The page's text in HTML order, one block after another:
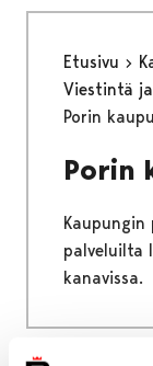
Etusivu
Viestintä
Porin
Porin
palveluilta
kanavissa.